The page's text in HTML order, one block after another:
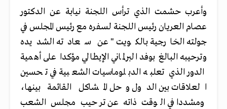
وأعرب حشمت الذي ترأس اللجنة نيابة عن الدكتور
عصام العريان رئيس اللجنة لسفره مع رئيس المجلس في
جولته الخارجية بالكويت " عن سعادته الشديده
وترحيبه البالغ بوفد البرلماني الإيطالي مؤكدا على أهمية
الدور الذي تعلبه الدبلوماسيات الشعبية في تحسين
العلاقات بين الدول وحل المشاكل القائمة بينها،
ومشددا في الوقت ذاته عن ترحيب مجلس الشعب